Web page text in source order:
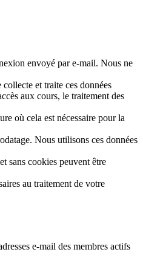
envoyé par e-mail. Nous ne
et traite ces données
aux cours, le traitement des
où cela est nécessaire pour la
Nous utilisons ces données
sans cookies peuvent être
au traitement de votre
e-mail des membres actifs